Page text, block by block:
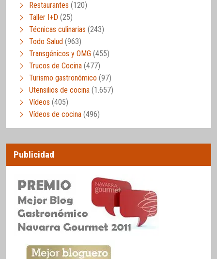
Restaurantes (120)
Taller I+D (25)
Técnicas culinarias (243)
Todo Salud (963)
Transgénicos y OMG (455)
Trucos de Cocina (477)
Turismo gastronómico (97)
Utensilios de cocina (1.657)
Vídeos (405)
Vídeos de cocina (496)
Publicidad